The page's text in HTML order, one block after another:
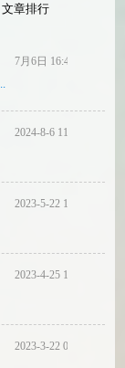
文章排行
7月6日 16:47
2024-8-6 11:14
2023-5-22 10:43
2023-4-25 16:24
2023-3-22 08:31